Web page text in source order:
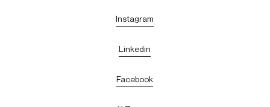
Instagram
Linkedin
Facebook